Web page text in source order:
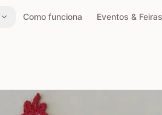
Como funciona Eventos & Feiras